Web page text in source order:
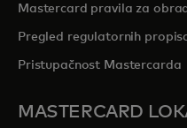
Mastercard pravila za
Pregled regulatornih
Pristupačnost Mastercarda
MASTERCARD